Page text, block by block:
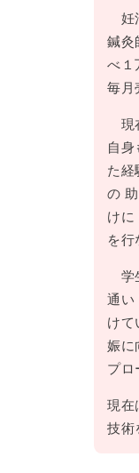
妊
鍼灸
べ１
毎月
現
自身
た経
の
けに
を行
学
通い
けて
娠に
プロ
現在
技術